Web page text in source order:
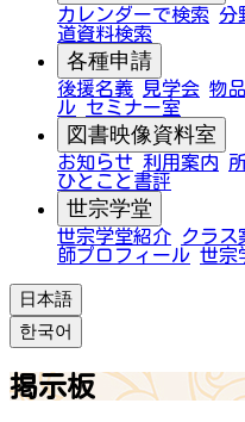
カレンダーで検索 分
道資料検索
各種申請
後援名義 見学会 物
ル セミナー室
図書映像資料室
お知らせ 利用案内
ひとこと書評
世宗学堂
世宗学堂紹介 クラス
師プロフィール 世宗
日本語
한국어
掲示板